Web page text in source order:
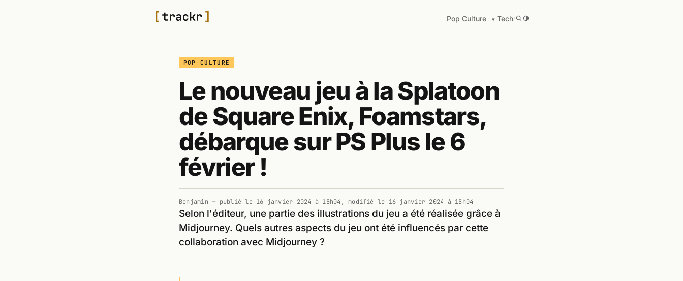
Pop Culture Tech/
POP CULTURE
Le nouveau jeu à la Splatoon
de Square Enix, Foamstars,
débarque sur PS Plus le 6
février !
Benjamin — publié le 16 janvier 2024 à 18h04 , modifié le 16 janvier 2024 à 18h04
Selon l'éditeur, une partie des illustrations du jeu a été réalisée grâce à
Midjourney. Quels autres aspects du jeu ont été influencés par cette
collaboration avec Midjourney ?